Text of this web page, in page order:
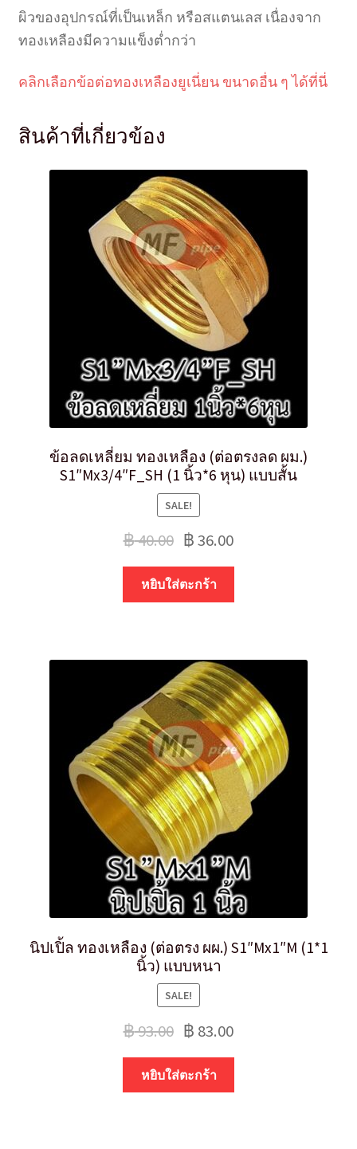
ผิวของอุปกรณ์ที่เป็นเหล็ก หรือสแตนเลส เนื่องจาก
ทองเหลืองมีความแข็งต่ำกว่า
คลิกเลือกข้อต่อทองเหลืองยูเนี่ยน ขนาดอื่น ๆ ได้ที่นี่
สินค้าที่เกี่ยวข้อง
ข้อลดเหลี่ยม ทองเหลือง (ต่อตรงลด ผม.)
S1″Mx3/4″F_SH (1 นิ้ว*6 หุน) แบบสั้น
SALE!
฿40.00 ฿36.00
หยิบใส่ตะกร้า
นิปเปิ้ล ทองเหลือง (ต่อตรง ผผ.) S1″Mx1″M (1*1
นิ้ว) แบบหนา
SALE!
฿93.00 ฿ 83.00
หยิบใส่ตะกร้า